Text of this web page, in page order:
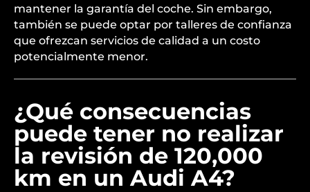
mantener la garantía del coche. Sin embargo,
también se puede optar por talleres de confianza
que ofrezcan servicios de calidad a un costo
potencialmente menor.
¿Qué consecuencias
puede tener no realizar
la revisión de 120,000
km en un Audi A4?